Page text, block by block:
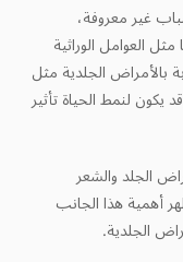
غير معروفة،
العوامل الوراثية
بالأمراض الجلدية مثل
يكون لنمط الحياة تأثير
الجلد والشعر
أهمية هذا الجانب
الجلدية.